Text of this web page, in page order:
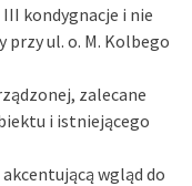
kondygnacje i nie
przy ul. o. M. Kolbego
zalecane
i istniejącego
wgląd do